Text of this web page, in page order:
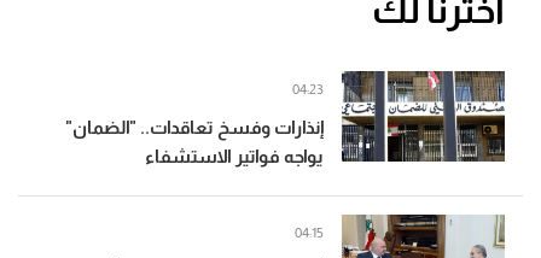
اخترنا لك
إنذارات وفسخ تعاقدات.. "الضمان"
يواجه فواتير الاستشفاء
04:23
04:15